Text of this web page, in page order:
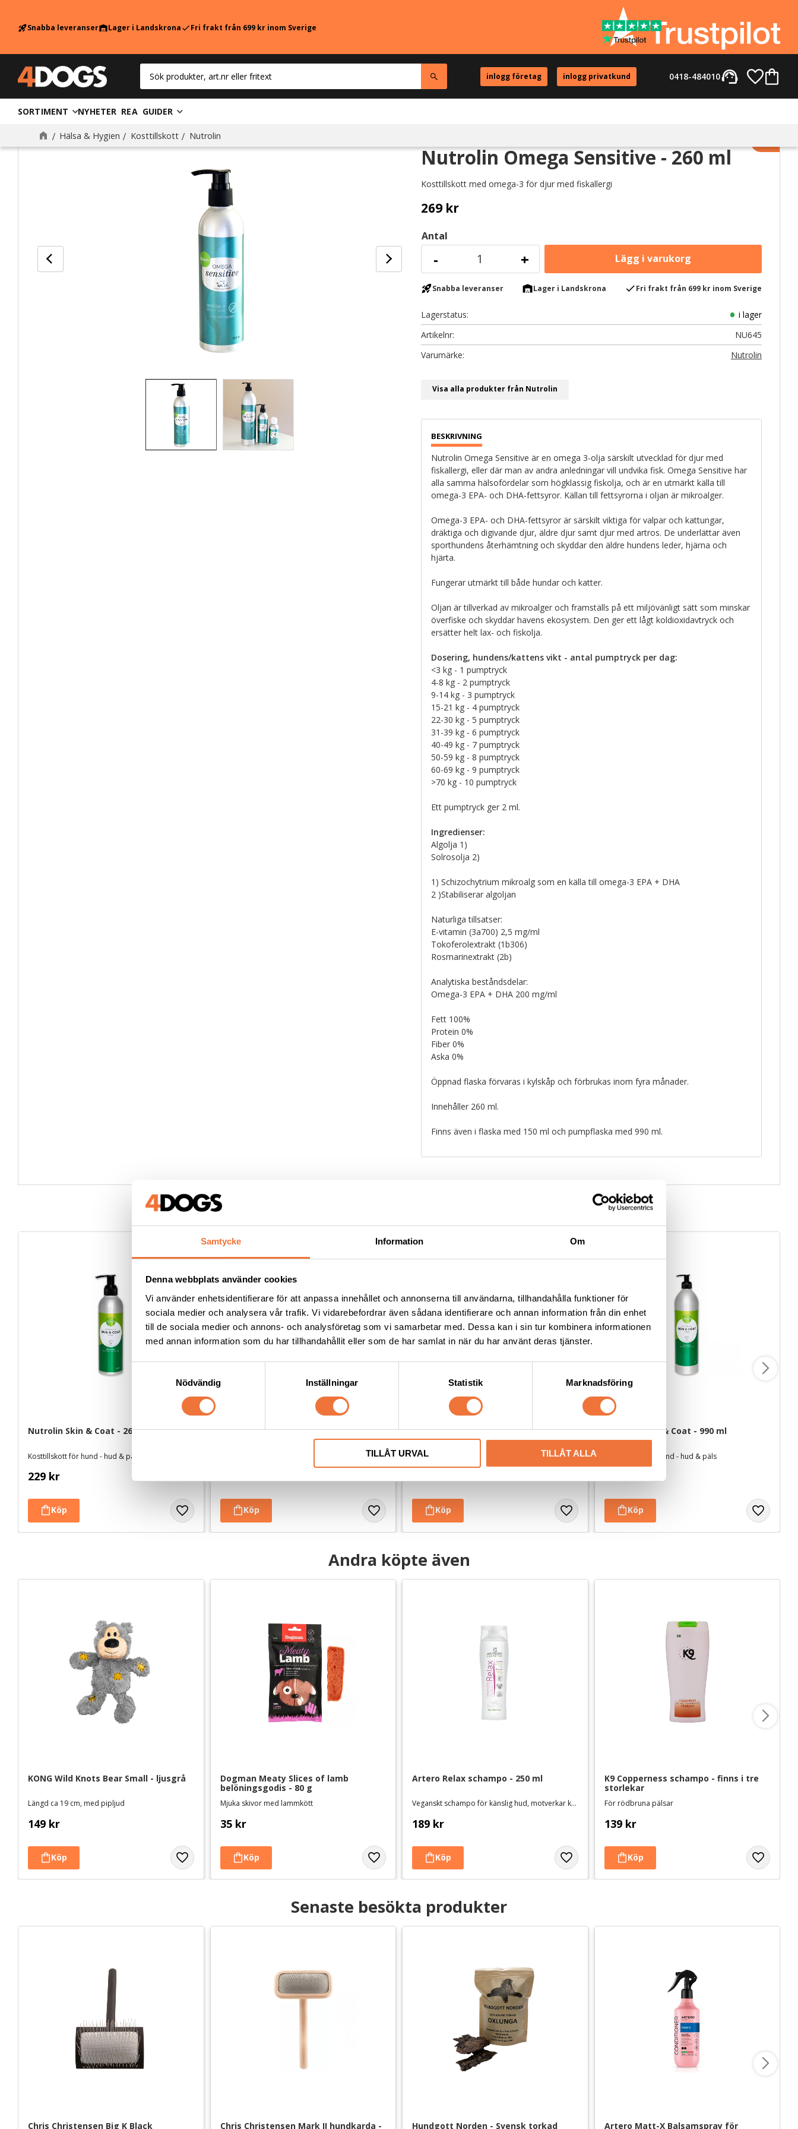
Samtycke Information Om
Denna webbplats använder cookies
Vi använder enhetsidentifierare för att anpassa innehållet och annonserna till användarna, tillhandahålla funktioner för
sociala medier och analysera vår trafik. Vi vidarebefordrar även sådana identifierare och annan information från din enhet
till de sociala medier och annons- och analysföretag som vi samarbetar med. Dessa kan i sin tur kombinera informationen
med annan information som du har tillhandahållit eller som de har samlat in när du har använt deras tjänster.
k
s
Nödvändig Inställningar Statistik Marknadsföring
TILLÅT URVAL TILLÅT ALLA
rocket_launchSnabba leveranserwarehouseLager i LandskronacheckFri frakt från 699 kr inom Sverige
inlogg företag inlogg privatkund support_agent
0418-484010
SORTIMENT NYHETER REA GUIDER
Hälsa & Hygien Kosttillskott Nutrolin
Nutrolin Omega Sensitive - 260 ml
Kosttillskott med omega-3 för djur med fiskallergi
269kr
Antal
+
-
Lägg
rocket_launchSnabba leveranser warehouseLager i Landskrona checkFri frakt från 699 kr inom Sverige
Lagerstatus
i lager
Artikelnr
NU645
Nutrolin
Visa alla produkter från Nutrolin
Nutrolin Omega Sensitive är en omega 3-olja särskilt utvecklad för djur med
fiskallergi, eller där man av andra anledningar vill undvika fisk. Omega Sensitive har
alla samma hälsofördelar som högklassig fiskolja, och är en utmärkt källa till
omega-3 EPA- och DHA-fettsyror. Källan till fettsyrorna i oljan är mikroalger.
Omega-3 EPA- och DHA-fettsyror är särskilt viktiga för valpar och kattungar,
dräktiga och digivande djur, äldre djur samt djur med artros. De underlättar även
sporthundens återhämtning och skyddar den äldre hundens leder, hjärna och
hjärta.
Fungerar utmärkt till både hundar och katter.
Oljan är tillverkad av mikroalger och framställs på ett miljövänligt sätt som minskar
överfiske och skyddar havens ekosystem. Den ger ett lågt koldioxidavtryck och
ersätter helt lax- och fiskolja.
Dosering, hundens/kattens vikt - antal pumptryck per dag:
<3 kg - 1 pumptryck
4-8 kg - 2 pumptryck
9-14 kg - 3 pumptryck
15-21 kg - 4 pumptryck
22-30 kg - 5 pumptryck
31-39 kg - 6 pumptryck
40-49 kg - 7 pumptryck
50-59 kg - 8 pumptryck
60-69 kg - 9 pumptryck
>70 kg - 10 pumptryck
Ett pumptryck ger 2 ml.
Ingredienser:
Algolja 1)
Solrosolja 2)
1) Schizochytrium mikroalg som en källa till omega-3 EPA + DHA
2 )Stabiliserar algoljan
Naturliga tillsatser:
E-vitamin (3a700) 2,5 mg/ml
Tokoferolextrakt (1b306)
Rosmarinextrakt (2b)
Analytiska beståndsdelar:
Omega-3 EPA + DHA 200 mg/ml
Fett 100%
Protein 0%
Fiber 0%
Aska 0%
Öppnad flaska förvaras i kylskåp och förbrukas inom fyra månader.
Innehåller 260 ml.
Finns även i flaska med 150 ml och pumpflaska med 990 ml.
Nutrolin Skin & Coat - 260 ml
Kosttillskott för hund - hud & päls
229 kr
Nutrolin Gut & Flora-pasta - 200 g Nutrolin Sport - 260 ml
Kosttillskott för aktiva/arbetande hundar
Nutrolin Skin & Coat - 990 ml
Kosttillskott för hund - hud & päls
Andra köpte även
KONG Wild Knots Bear Small - ljusgrå
Längd ca 19 cm, med pipljud
149 kr
Dogman Meaty Slices of lamb
belöningsgodis - 80 g
Mjuka skivor med lammkött
35 kr
Artero Relax schampo - 250 ml
Veganskt schampo för känslig hud, motverkar klåda
189 kr
K9 Copperness schampo - finns i tre
storlekar
För rödbruna pälsar
139 kr
Senaste besökta produkter
Chris Christensen Big K Black Chris Christensen Mark II hundkarda - Hundgott Norden - Svensk torkad Artero Matt-X Balsamspray för